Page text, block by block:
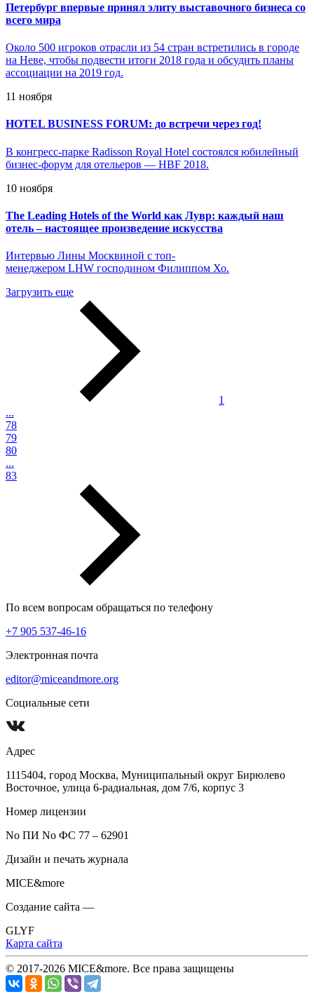
Петербург впервые принял элиту выставочного бизнеса со
всего мира
Около 500 игроков отрасли из 54 стран встретились в городе
на Неве, чтобы подвести итоги 2018 года и обсудить планы
ассоциации на 2019 год.
11 ноября
HOTEL BUSINESS FORUM: до встречи через год!
В конгресс-парке Radisson Royal Hotel состоялся юбилейный
бизнес-форум для отельеров — HBF 2018.
10 ноября
The Leading Hotels of the World как Лувр: каждый наш
отель – настоящее произведение искусства
Интервью Лины Москвиной с топ-
менеджером LHW господином Филиппом Хо.
Загрузить еще
1
...
78
79
80
...
83
По всем вопросам обращаться по телефону
+7 905 537-46-16
Электронная почта
editor@miceandmore.org
Социальные сети
Адрес
1115404, город Москва, Муниципальный округ Бирюлево
Восточное, улица 6-радиальная, дом 7/6, корпус 3
Номер лицензии
No ПИ No ФС 77 – 62901
Дизайн и печать журнала
MICE&more
Создание сайта —
GLYF
Карта сайта
© 2017-2026 MICE&more. Все права защищены